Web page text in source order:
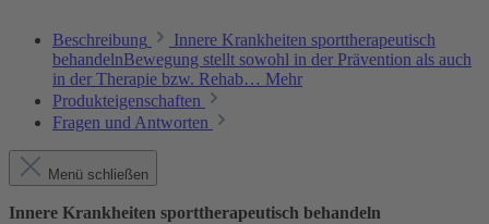
Beschreibung
Innere Krankheiten sporttherapeutisch
behandelnBewegung stellt sowohl in der Prävention als auch
in der Therapie bzw. Rehab… Mehr
Produkteigenschaften
Fragen und Antworten
Menü schließen
Innere Krankheiten sporttherapeutisch behandeln